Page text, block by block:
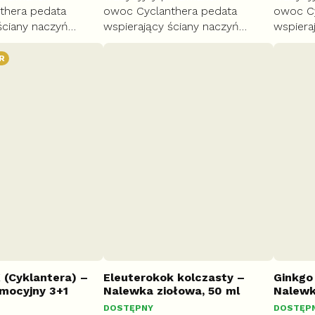
pedata
naczyń
Pomaga
poziom
wspiera
owoc Cyclanthera pedata
wspierający ściany naczyń
krwionośnych. Pomaga
owoc
(Cyklantera) –
3+1
Eleuterokok kolczasty –
Nalewka ziołowa, 50 ml
DOSTĘPNY